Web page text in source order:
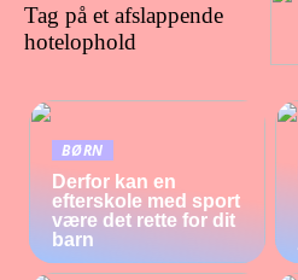
Tag på et afslappende
hotelophold
BØRN
Derfor kan en
efterskole med sport
være det rette for dit
barn